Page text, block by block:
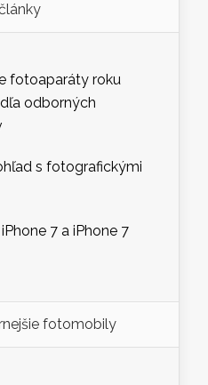
fotoaparáty roku
odborných
s fotografickými
7 a iPhone 7
fotomobily